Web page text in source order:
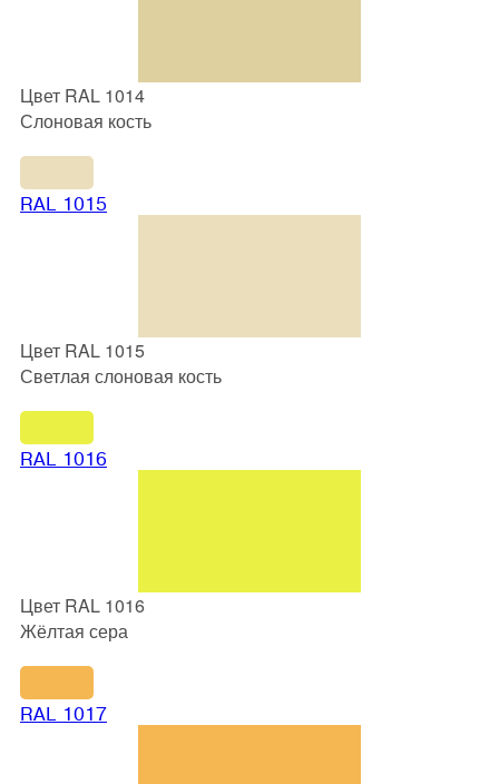
Цвет RAL 1014
Слоновая кость
RAL 1015
Цвет RAL 1015
Светлая слоновая кость
RAL 1016
Цвет RAL 1016
Жёлтая сера
RAL 1017